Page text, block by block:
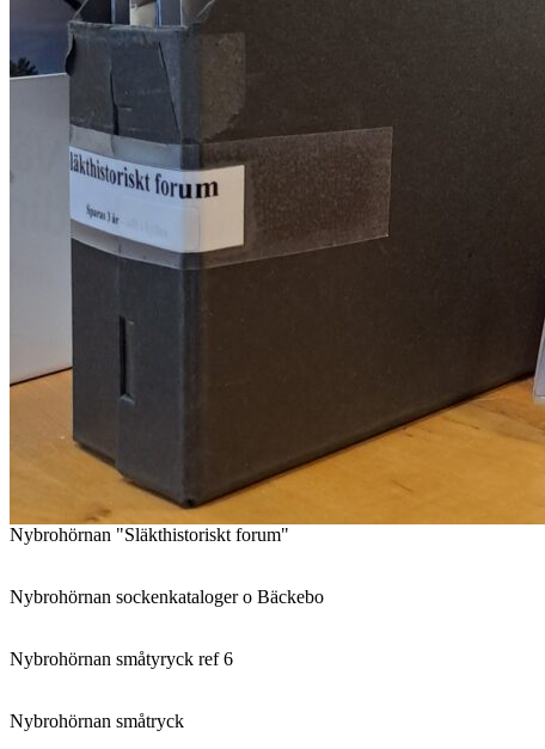
Nybrohörnan "Släkthistoriskt forum"
Nybrohörnan sockenkataloger o Bäckebo
Nybrohörnan småtyryck ref 6
Nybrohörnan småtryck